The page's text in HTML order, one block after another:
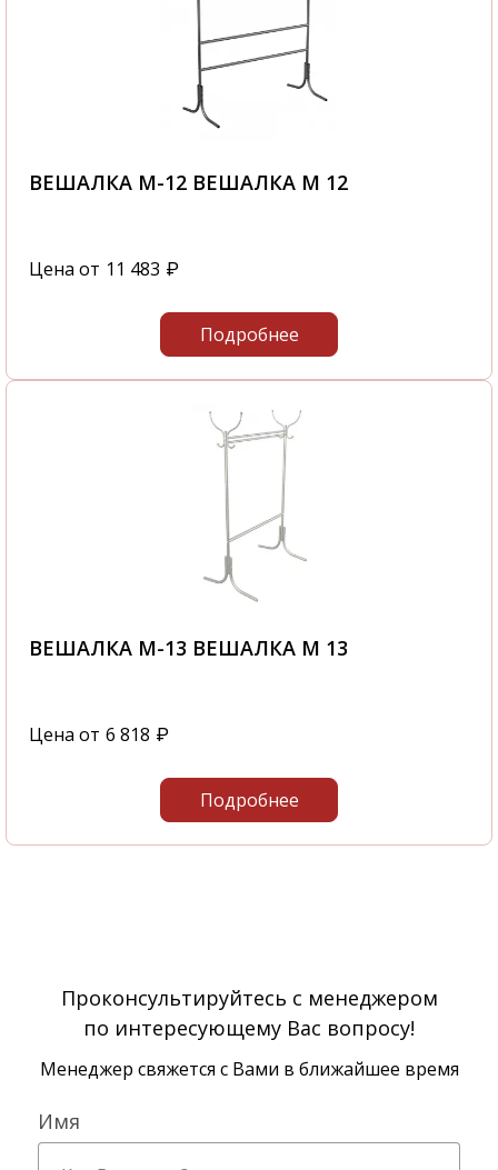
ВЕШАЛКА М-12 ВЕШАЛКА М 12
Цена от 11 483 ₽
Подробнее
ВЕШАЛКА М-13 ВЕШАЛКА М 13
Цена от 6 818 ₽
Подробнее
Проконсультируйтесь с менеджером
по интересующему Вас вопросу!
Менеджер свяжется с Вами в ближайшее время
Имя